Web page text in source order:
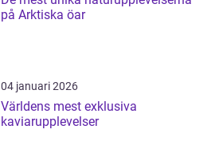
på Arktiska öar
04 januari 2026
Världens mest exklusiva
kaviarupplevelser